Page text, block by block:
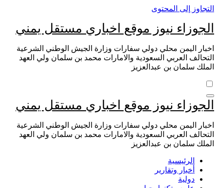
التجاوز إلى المحتوى
الجوزاء نيوز موقع اخباري مستقل يمني
اخبار اليمن محلي دولي سفارات وزارة الجيش الوطني الشرعية
التحالف العربي السعودية والامارات محمد بن سلمان ولي العهد
الملك سلمان بن عبدالعزيز
الجوزاء نيوز موقع اخباري مستقل يمني
اخبار اليمن محلي دولي سفارات وزارة الجيش الوطني الشرعية
التحالف العربي السعودية والامارات محمد بن سلمان ولي العهد
الملك سلمان بن عبدالعزيز
الرئيسية
أخبار وتقارير
دولية